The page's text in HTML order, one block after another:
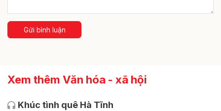
Gửi bình luận
Xem thêm Văn hóa - xã hội
Khúc tình quê Hà Tĩnh